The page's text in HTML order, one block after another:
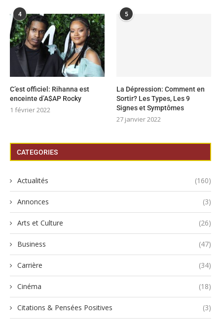
4
C’est officiel: Rihanna est
enceinte d’A$AP Rocky
1 février 2022
5
La Dépression: Comment en
Sortir? Les Types, Les 9
Signes et Symptômes
27 janvier 2022
CATEGORIES
Actualités (160)
Annonces (3)
Arts et Culture (26)
Business (47)
Carrière (34)
Cinéma (18)
Citations & Pensées Positives (3)